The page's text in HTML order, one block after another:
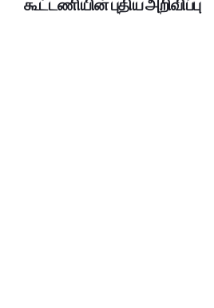
கூட்டணியின் புதிய அறிவிப்பு